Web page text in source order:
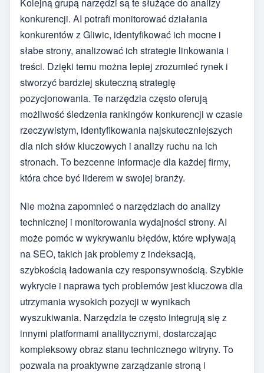
konkurencji. AI potrafi monitorować działania
konkurentów z Gliwic, identyfikować ich mocne i
słabe strony, analizować ich strategie linkowania i
treści. Dzięki temu można lepiej zrozumieć rynek i
stworzyć bardziej skuteczną strategię
pozycjonowania. Te narzędzia często oferują
możliwość śledzenia rankingów konkurencji w czasie
rzeczywistym, identyfikowania najskuteczniejszych
dla nich słów kluczowych i analizy ruchu na ich
stronach. To bezcenne informacje dla każdej firmy,
która chce być liderem w swojej branży.
Nie można zapomnieć o narzędziach do analizy
technicznej i monitorowania wydajności strony. AI
może pomóc w wykrywaniu błędów, które wpływają
na SEO, takich jak problemy z indeksacją,
szybkością ładowania czy responsywnością. Szybkie
wykrycie i naprawa tych problemów jest kluczowa dla
utrzymania wysokich pozycji w wynikach
wyszukiwania. Narzędzia te często integrują się z
innymi platformami analitycznymi, dostarczając
kompleksowy obraz stanu technicznego witryny. To
pozwala na proaktywne zarządzanie stroną i